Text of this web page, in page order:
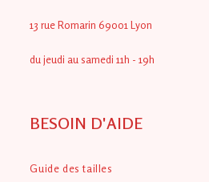
13 rue Romarin 69001 Lyon
du jeudi au samedi 11h - 19h
BESOIN D'AIDE
Guide des tailles